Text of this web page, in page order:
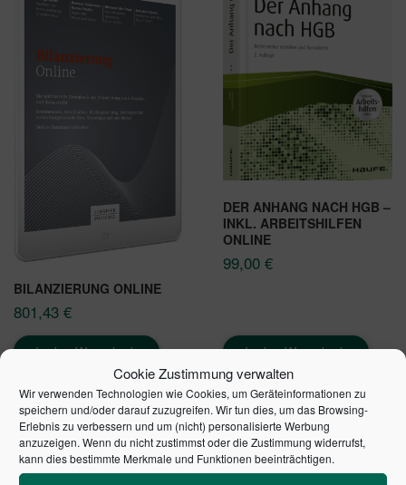
Cookie Zustimmung verwalten
Wir verwenden Technologien wie Cookies, um Geräteinformationen zu
speichern und/oder darauf zuzugreifen. Wir tun dies, um das Browsing-
Erlebnis zu verbessern und um (nicht) personalisierte Werbung
anzuzeigen. Wenn du nicht zustimmst oder die Zustimmung widerrufst,
kann dies bestimmte Merkmale und Funktionen beeinträchtigen.
BILANZIERUNG ONLINE
801,43 €
In den Warenkorb
DER ANHANG NACH HGB –
INKL. ARBEITSHILFEN
ONLINE
99,00 €
In den Warenkorb